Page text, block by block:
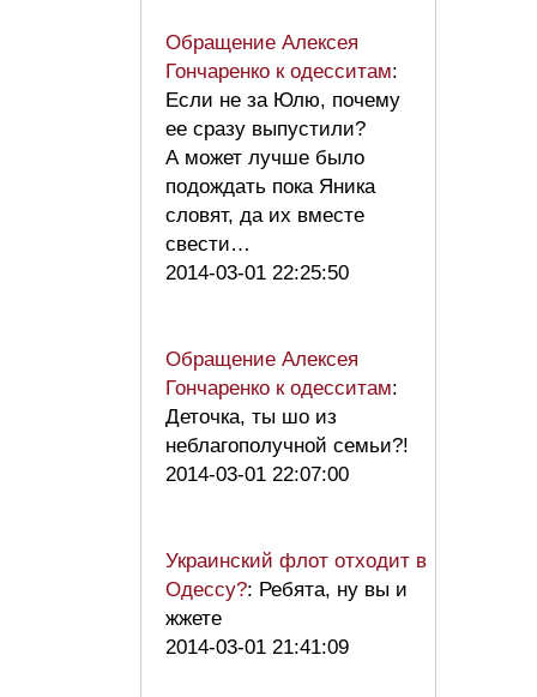
Обращение Алексея
Гончаренко к одесситам:
Если не за Юлю, почему
ее сразу выпустили?
А может лучше было
подождать пока Яника
словят, да их вместе
свести…
2014-03-01 22:25:50
Обращение Алексея
Гончаренко к одесситам:
Деточка, ты шо из
неблагополучной семьи?!
2014-03-01 22:07:00
Украинский флот отходит в
Одессу?: Ребята, ну вы и
жжете
2014-03-01 21:41:09